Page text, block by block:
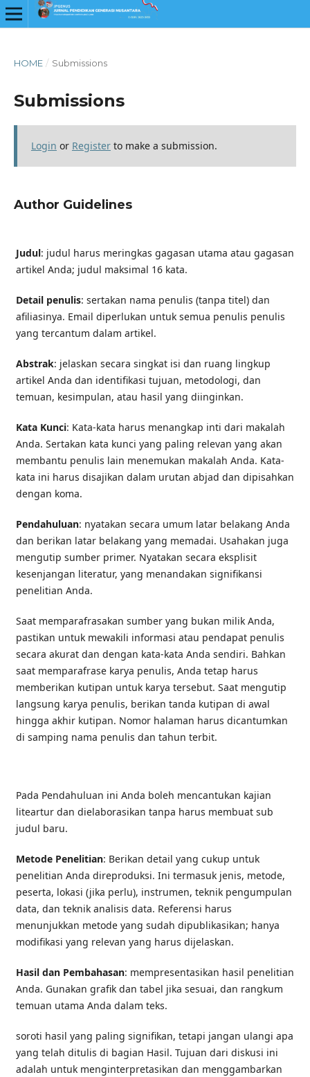
HOME / Submissions
Submissions
Login or Registerto make a submission.
Author Guidelines
Judul: judul harus meringkas gagasan utama atau gagasan
artikel Anda; judul maksimal 16 kata.
Detail penulis: sertakan nama penulis (tanpa titel) dan
afiliasinya. Email diperlukan untuk semua penulis penulis
yang tercantum dalam artikel.
Abstrak: jelaskan secara singkat isi dan ruang lingkup
artikel Anda dan identifikasi tujuan, metodologi, dan
temuan, kesimpulan, atau hasil yang diinginkan.
Kata Kunci: Kata-kata harus menangkap inti dari makalah
Anda. Sertakan kata kunci yang paling relevan yang akan
membantu penulis lain menemukan makalah Anda. Kata-
kata ini harus disajikan dalam urutan abjad dan dipisahkan
dengan koma.
Pendahuluan: nyatakan secara umum latar belakang Anda
dan berikan latar belakang yang memadai. Usahakan juga
mengutip sumber primer. Nyatakan secara eksplisit
kesenjangan literatur, yang menandakan signifikansi
penelitian Anda.
Saat memparafrasakan sumber yang bukan milik Anda,
pastikan untuk mewakili informasi atau pendapat penulis
secara akurat dan dengan kata-kata Anda sendiri. Bahkan
saat memparafrase karya penulis, Anda tetap harus
memberikan kutipan untuk karya tersebut. Saat mengutip
langsung karya penulis, berikan tanda kutipan di awal
hingga akhir kutipan. Nomor halaman harus dicantumkan
di samping nama penulis dan tahun terbit.
Pada Pendahuluan ini Anda boleh mencantukan kajian
liteartur dan dielaborasikan tanpa harus membuat sub
judul baru.
Metode Penelitian: Berikan detail yang cukup untuk
penelitian Anda direproduksi. Ini termasuk jenis, metode,
peserta, lokasi (jika perlu), instrumen, teknik pengumpulan
data, dan teknik analisis data. Referensi harus
menunjukkan metode yang sudah dipublikasikan; hanya
modifikasi yang relevan yang harus dijelaskan.
Hasil dan Pembahasan: mempresentasikan hasil penelitian
Anda. Gunakan grafik dan tabel jika sesuai, dan rangkum
temuan utama Anda dalam teks.
soroti hasil yang paling signifikan, tetapi jangan ulangi apa
yang telah ditulis di bagian Hasil. Tujuan dari diskusi ini
adalah untuk menginterpretasikan dan menggambarkan